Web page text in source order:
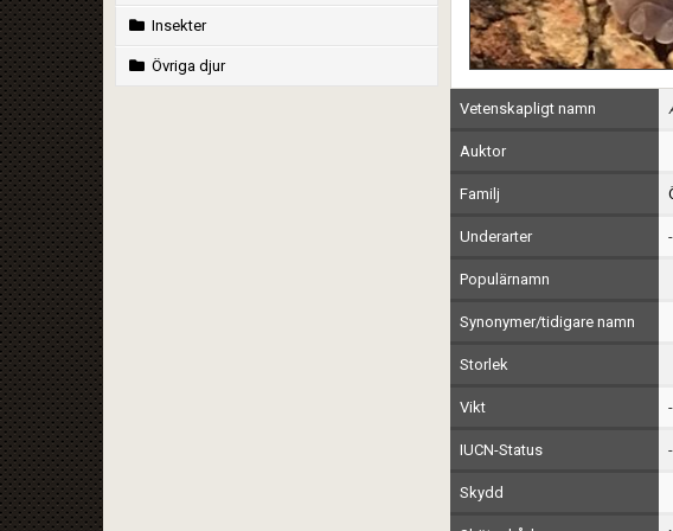
Insekter
Övriga djur
Vetenskapligt namn
Auktor
Familj
Underarter -
Populärnamn
Synonymer/tidigare namn
Storlek
Vikt -
IUCN-Status -
Skydd